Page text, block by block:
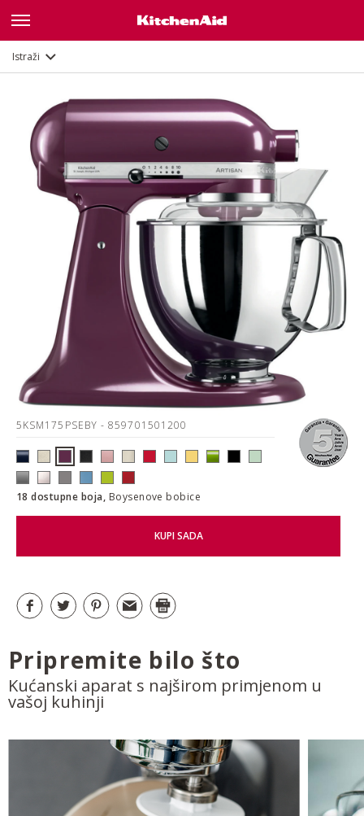
Istraži
5KSM175PSEBY- 859701501200
18 dostupne boja, Boysenove bobice
KUPI SADA
Pripremite bilo što
Kućanski aparat s najširom primjenom u
vašoj kuhinji